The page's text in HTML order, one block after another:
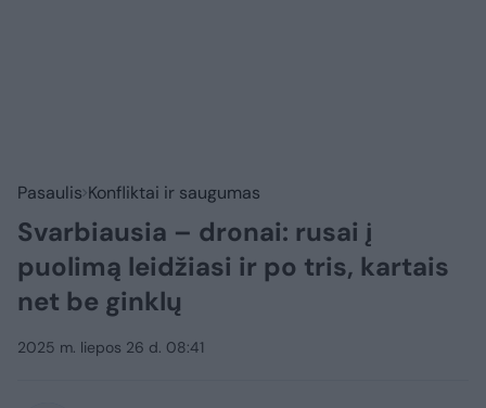
Pasaulis Konfliktai ir saugumas
Svarbiausia – dronai: rusai į
puolimą leidžiasi ir po tris, kartais
net be ginklų
2025 m. liepos 26 d. 08:41